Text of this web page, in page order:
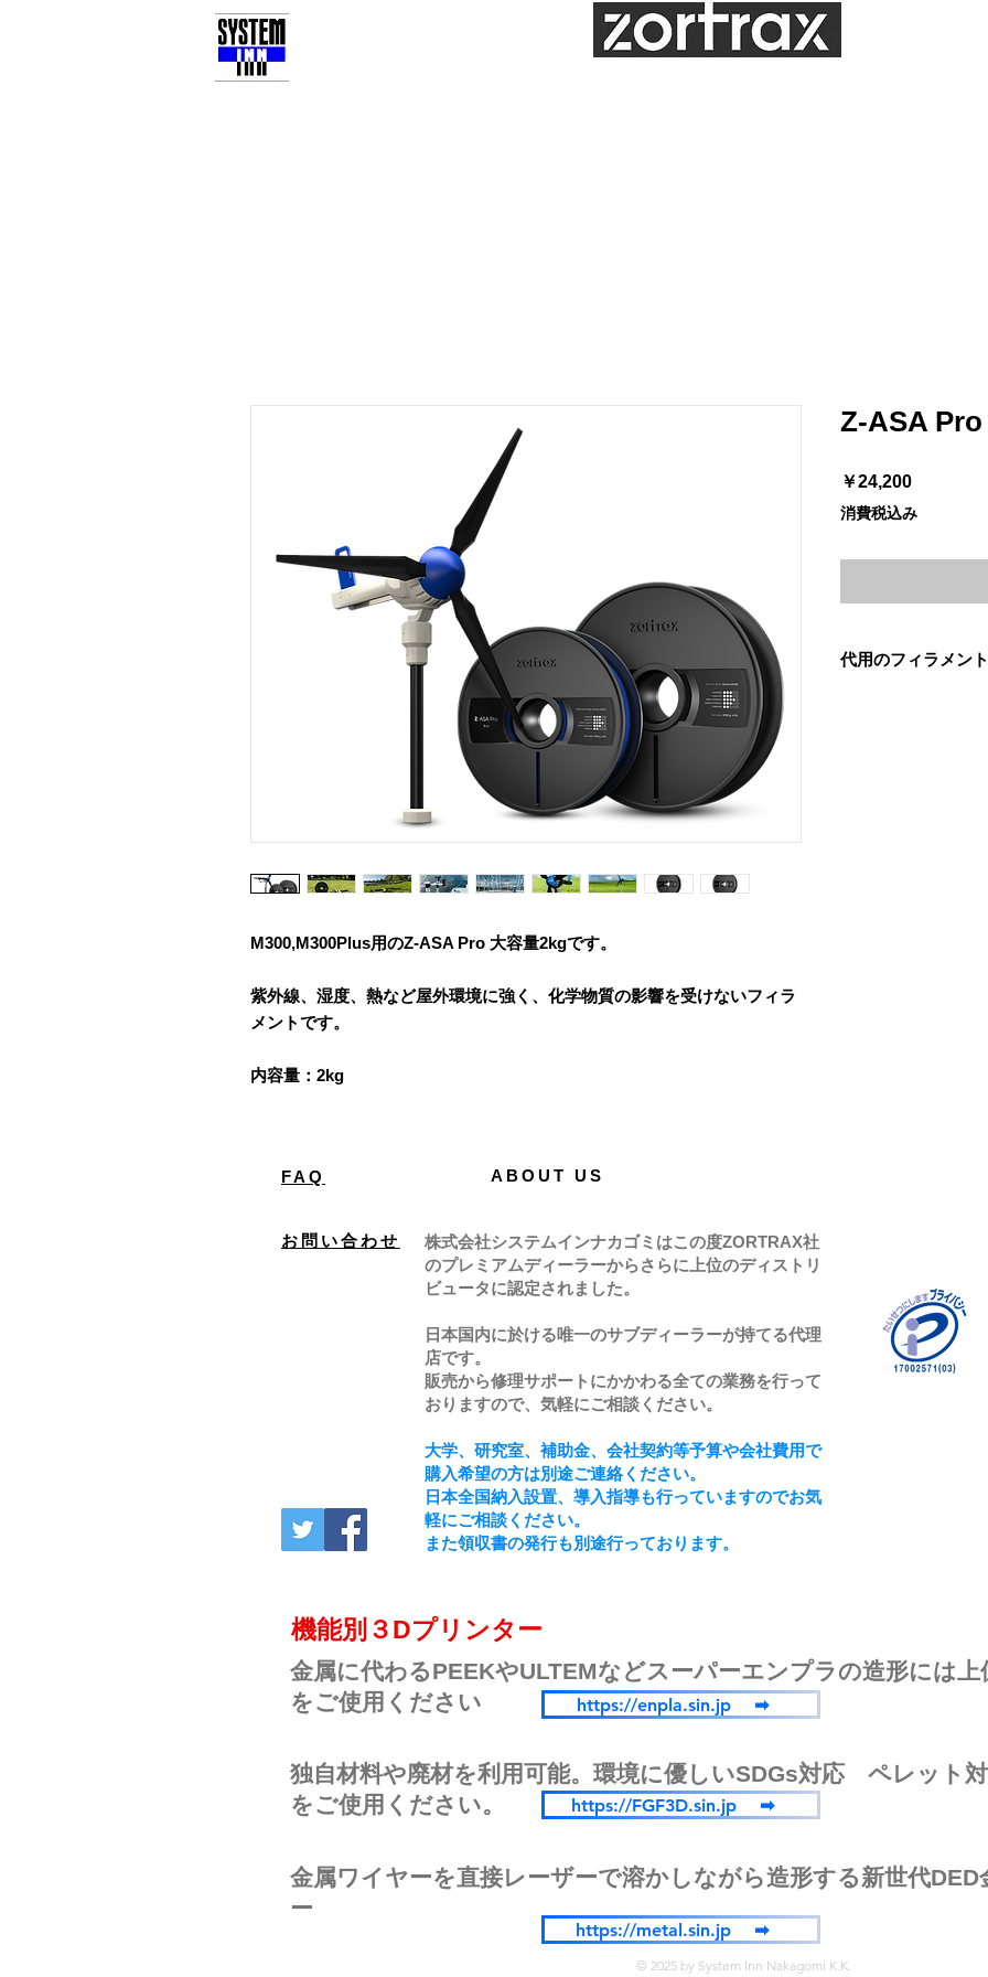
M300,M300Plus用のZ-ASA Pro 大容量2kgです。
紫外線、湿度、熱など屋外環境に強く、化学物質の影響を受けないフィラ
メントです。
内容量：2kg
Z-ASA Pro
￥24,200価
格
消費税込み
代用のフィラメン
FAQ ABOUT US
お問い合わせ
株式会社システムインナカゴミはこの度ZORTRAX社
のプレミアムディーラーからさらに上位のディストリ
ビュータに認定されました。
日本国内に於ける唯一のサブディーラーが持てる代理
店です。
販売から修理サポートにかかわる全ての業務を行って
おりますので、気軽にご相談ください。
大学、研究室、補助金、会社契約等予算や会社費用で
購入希望の方は別途ご連絡ください。
日本全国納入設置、導入指導も行っていますのでお気
軽にご相談ください。
また領収書の発行も別途行っております。
​機能別３Dプリンター
金属に代わるPEEKやULTEMなどスーパーエンプラの造形には
をご使用ください
https://enpla.sin.jp ➡
独自材料や廃材を利用可能。環境に優しいSDGs対応 ペレット
をご使用ください。
https://FGF3D.sin.jp ➡
https://metal.sin.jp ➡
金属ワイヤーを直接レーザーで溶かしながら造形する新世代DED
ー
© 2025 by System Inn Nakagomi K.K.